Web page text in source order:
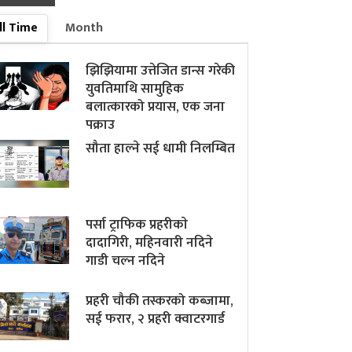
Time
Month
झिझियामा उत्तेजित डान्स गरेकी
युवतिमाथि सामुहिक
बलात्कारको प्रयास, एक जना
पक्राउ
सौता हाल्ने सई धामी निलम्बित
पर्सा ट्राफिक प्रहरीकाे
दादागिरी, महिनवारी नदिने
गाडी चल्न नदिने
प्रहरी चौकी तस्करको कब्जामा,
सई फरार, २ प्रहरी क्वाटरगार्ड